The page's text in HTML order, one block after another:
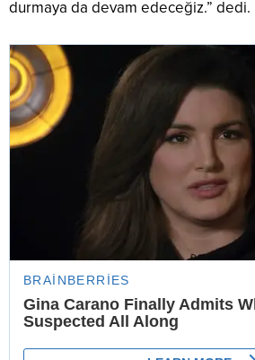
durmaya da devam edeceğiz.” dedi.